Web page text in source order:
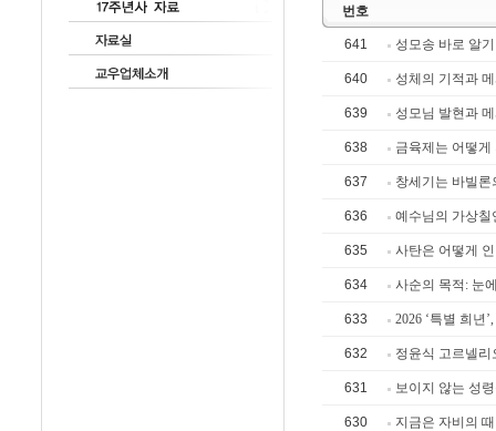
번호
641 성모송 바로 알기
640 성체의 기적과
639 성모님 발현과
638 금육제는 어떻게
637 창세기는 바빌론
636 예수님의 가상칠
635 사탄은 어떻게
634 사순의 목적: 눈
633 2026 ‘특별 희년
632 정윤식 고르넬
631 보이지 않는 성
630 지금은 자비의